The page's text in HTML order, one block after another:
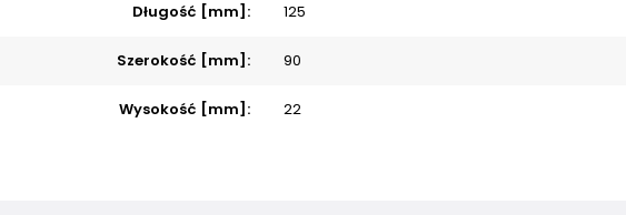
Długość [mm]: 125
Szerokość [mm]: 90
Wysokość [mm]: 22